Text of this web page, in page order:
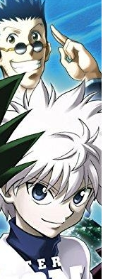
とよばれる。忍術学
天才忍者だった学園
ニークな先生や上級
わい「くの一教
ちや忍犬ヘムヘムな
てもにぎやか!乱太郎
授業も試験も失敗ば
ぜかロクでもないこ
う。りっぱな忍者に
まだとおいみちのり
の毎日は、あかる
ゆかい、なのだ！作
郎放送形態TVアニメ
年4月10日（土）
放送中キャスト乱太
きり丸：田中真弓し
貞友大川平次渦正：
：大塚明夫土井半